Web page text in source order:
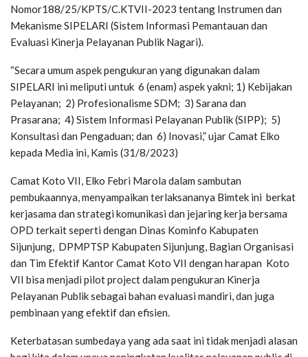
Nomor188/25/KPTS/C.KTVII-2023 tentang Instrumen dan
Mekanisme SIPELARI (Sistem Informasi Pemantauan dan
Evaluasi Kinerja Pelayanan Publik Nagari).
“Secara umum aspek pengukuran yang digunakan dalam
SIPELARI ini meliputi untuk 6 (enam) aspek yakni; 1) Kebijakan
Pelayanan; 2) Profesionalisme SDM; 3) Sarana dan
Prasarana; 4) Sistem Informasi Pelayanan Publik (SIPP); 5)
Konsultasi dan Pengaduan; dan 6) Inovasi,” ujar Camat Elko
kepada Media ini, Kamis (31/8/2023)
Camat Koto VII, Elko Febri Marola dalam sambutan
pembukaannya, menyampaikan terlaksananya Bimtek ini berkat
kerjasama dan strategi komunikasi dan jejaring kerja bersama
OPD terkait seperti dengan Dinas Kominfo Kabupaten
Sijunjung, DPMPTSP Kabupaten Sijunjung, Bagian Organisasi
dan Tim Efektif Kantor Camat Koto VII dengan harapan Koto
VII bisa menjadi pilot project dalam pengukuran Kinerja
Pelayanan Publik sebagai bahan evaluasi mandiri, dan juga
pembinaan yang efektif dan efisien.
Keterbatasan sumbedaya yang ada saat ini tidak menjadi alasan